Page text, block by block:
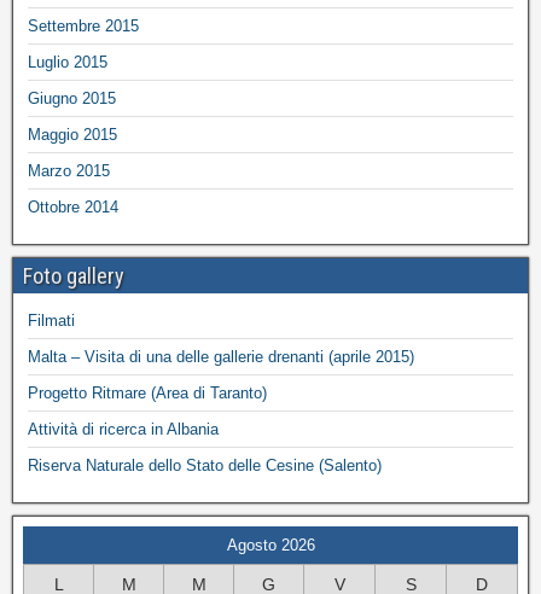
Settembre 2015
Luglio 2015
Giugno 2015
Maggio 2015
Marzo 2015
Ottobre 2014
Foto gallery
Filmati
Malta – Visita di una delle gallerie drenanti (aprile 2015)
Progetto Ritmare (Area di Taranto)
Attività di ricerca in Albania
Riserva Naturale dello Stato delle Cesine (Salento)
Agosto 2026
L M M G V S D